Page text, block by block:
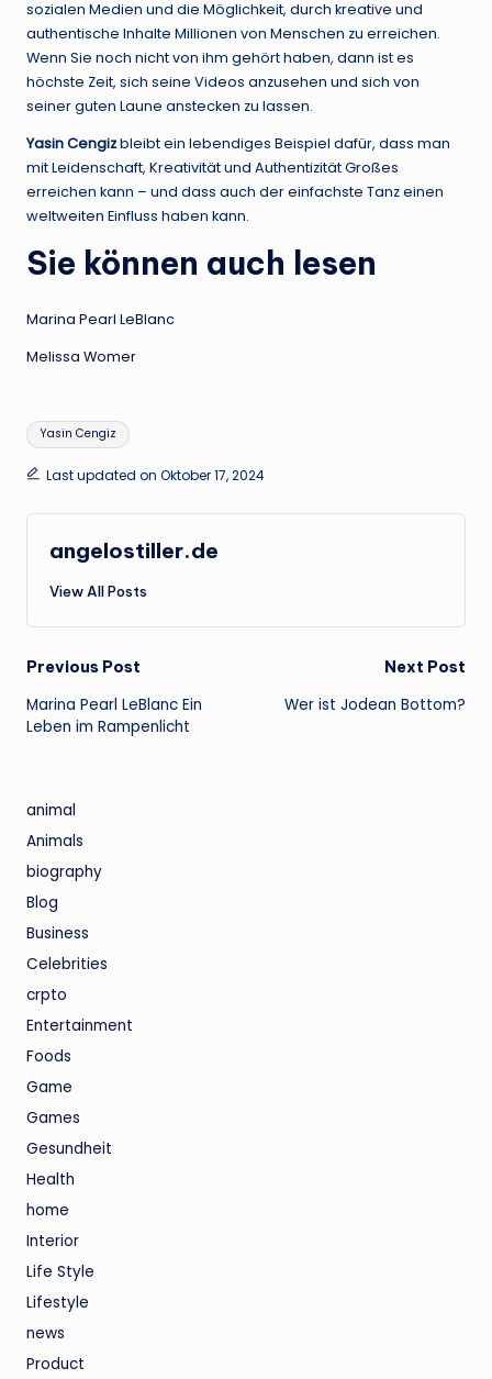
sozialen Medien und die Möglichkeit, durch kreative und
authentische Inhalte Millionen von Menschen zu erreichen.
Wenn Sie noch nicht von ihm gehört haben, dann ist es
höchste Zeit, sich seine Videos anzusehen und sich von
seiner guten Laune anstecken zu lassen.
Yasin Cengizbleibt ein lebendiges Beispiel dafür, dass man
mit Leidenschaft, Kreativität und Authentizität Großes
erreichen kann – und dass auch der einfachste Tanz einen
weltweiten Einfluss haben kann.
Sie können auch lesen
Marina Pearl LeBlanc
Melissa Womer
Tags:
Yasin Cengiz
Last updated on Oktober 17, 2024
angelostiller.de
View All Posts
Post
navigation
Previous Post
Marina Pearl LeBlanc Ein
Leben im Rampenlicht
Next Post
Wer ist Jodean Bottom?
animal
Animals
biography
Blog
Business
Celebrities
crpto
Entertainment
Foods
Game
Games
Gesundheit
Health
home
Interior
Life Style
Lifestyle
news
Product